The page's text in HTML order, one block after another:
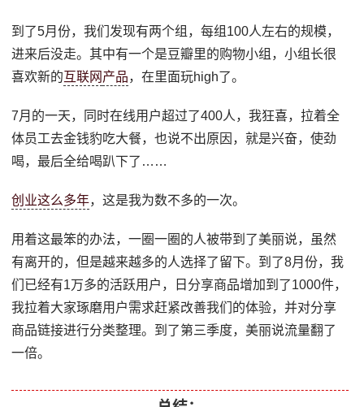
到了5月份，我们发现有两个组，每组100人左右的规模，
进来后没走。其中有一个是豆瓣里的购物小组，小组长很
喜欢新的互联网 产品，在里面玩high了。
7月的一天，同时在线用户超过了400人，我狂喜，拉着全
体员工去金钱豹吃大餐，也说不出原因，就是兴奋，使劲
喝，最后全给喝趴下了……
创业这么多年，这是我为数不多的一次。
用着这最笨的办法，一圈一圈的人被带到了美丽说，虽然
有离开的，但是越来越多的人选择了留下。到了8月份，我
们已经有1万多的活跃用户，日分享商品增加到了1000件，
我拉着大家琢磨用户需求赶紧改善我们的体验，并对分享
商品链接进行分类整理。到了第三季度，美丽说流量翻了
一倍。